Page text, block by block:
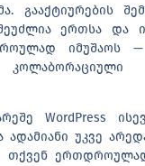
გააქტიურების
ერთსა და
იმუშაოს
WordPress
ადამიანი უკვე
თქვენ